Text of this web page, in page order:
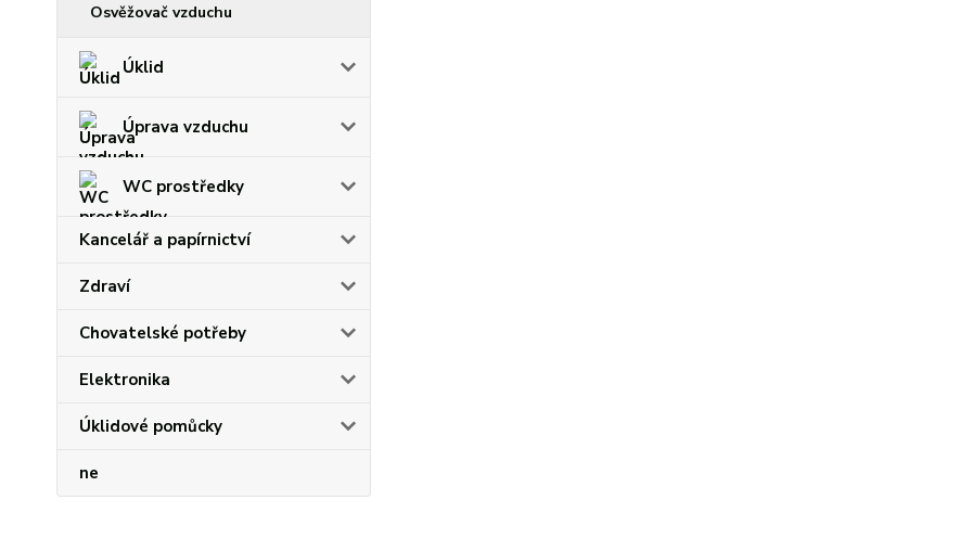
Osvěžovač vzduchu
Úklid
Úprava vzduchu
WC prostředky
Kancelář a papírnictví
Zdraví
Chovatelské potřeby
Elektronika
Úklidové pomůcky
ne